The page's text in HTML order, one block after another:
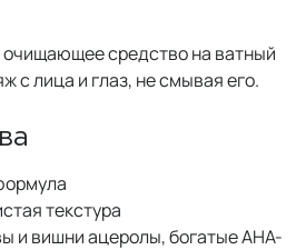
очищающее средство на ватный
с лица и глаз, не смывая его.
текстура
и вишни ацеролы, богатые AHA-